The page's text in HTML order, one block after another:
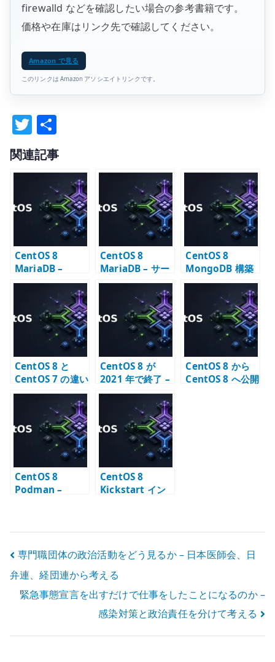
firewalld などを確認したい場合の参考書籍です。
価格や在庫はリンク先で確認してください。
Amazon で見る
このリンクは Amazon アソシエイトリンクです。
T
w
it
te
r
有
関連記事
CentOS 8
MariaDB –
Ansible で設定
を管理する考え
CentOS 8
MariaDB – サー
ビス起動と初期
CentOS 8
MongoDB 構築
– リポジトリと待
ち受け設定の確
CentOS 8 と
CentOS 7 の違い
– 移行期に確認す
CentOS 8 が
2021 年で終了 –
CentOS Stream
への転換点
CentOS 8 から
CentOS 8 へ公開
CentOS 8
Podman –
CentOS 8
Kickstart イン
投
稿
ナ
ビ
専門職団体の政治活動をどう見るか – 日本医師会、日
弁連、経団連から考える
緊急事態宣言を出すだけで仕事をしたことになるのか –
感染対策と政治責任を分けて考える